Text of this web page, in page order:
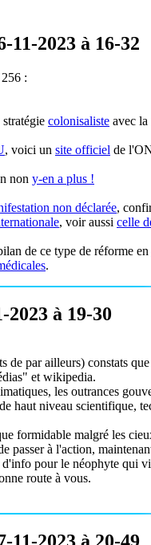
2023 à 16-32
:
stratégie colonisaliste avec la
, voici un site officiel de
non y-en a plus !
non déclarée,
, voir aussi celle
de ce type de réforme en
.
à 19-30
de par ailleurs) constats
et wikipedia.
les outrances
haut niveau scientifique,
formidable malgré les
passer à l'action,
d'info pour le néophyte qui
route à vous.
2023 à 20-49